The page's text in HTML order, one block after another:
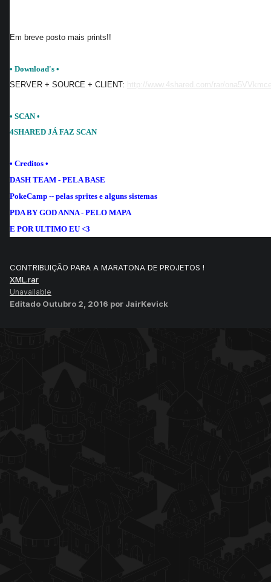
Em breve posto mais prints!!
• Download's •
SERVER + SOURCE + CLIENT: http://www.4shared.com/rar/
• SCAN •
4SHARED JÁ FAZ SCAN
• Creditos •
DASH TEAM - PELA BASE
PokeCamp -- pelas sprites e alguns sistemas
PDA BY GOD ANNA - PELO MAPA
E POR ULTIMO EU <3
CONTRIBUIÇÃO PARA A MARATONA DE PROJETOS !
XML.rar
Unavailable
Editado Outubro 2, 2016 por JairKevick